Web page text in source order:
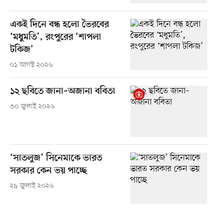
একই দিনে বন্ধ হলো ভৈরবের
‘মধুমতি’, রংপুরের ‘শাপলা
টকিজ’
০১ আগস্ট ২০২৬
১২ ছবিতে জানা–অজানা ববিতা
৩০ জুলাই ২০২৬
‘সাতলুজ’ সিনেমাকে ভারত
সরকার কেন ভয় পাচ্ছে
২৯ জুলাই ২০২৬